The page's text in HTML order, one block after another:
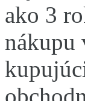
ako 3
nákupu